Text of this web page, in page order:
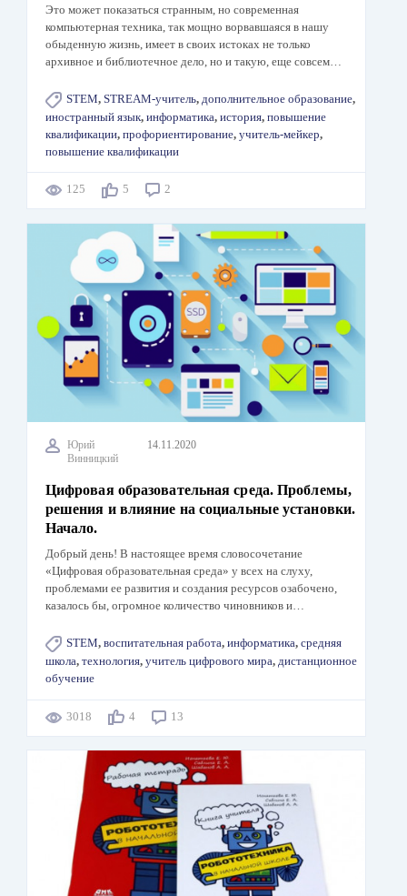
Это может показаться странным, но современная
компьютерная техника, так мощно ворвавшаяся в нашу
обыденную жизнь, имеет в своих истоках не только
архивное и библиотечное дело, но и такую, еще совсем…
STEM, STREAM-учитель, дополнительное образование,
иностранный язык, информатика, история, повышение
квалификации, профориентирование, учитель-мейкер,
повышение квалификации
125 5 2
Юрий
Винницкий
14.11.2020
Цифровая образовательная среда. Проблемы,
решения и влияние на социальные установки.
Начало.
Добрый день! В настоящее время словосочетание
«Цифровая образовательная среда» у всех на слуху,
проблемами ее развития и создания ресурсов озабочено,
казалось бы, огромное количество чиновников и…
STEM, воспитательная работа, информатика, средняя
школа, технология, учитель цифрового мира, дистанционное
обучение
3018 4 13